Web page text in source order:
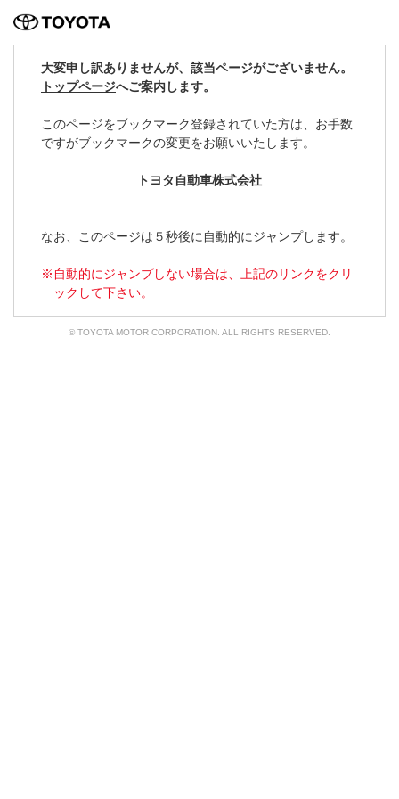
大変申し訳ありませんが、該当ページがございません。
トップページへご案内します。
このページをブックマーク登録されていた方は、 お手数
ですがブックマークの変更をお願いいたします。
トヨタ自動車株式会社
なお、このページは５秒後に自動的にジャンプします。
自動的にジャンプしない場合は、上記のリンクをクリ
ックして下さい。
© TOYOTA MOTOR CORPORATION. ALL RIGHTS RESERVED.